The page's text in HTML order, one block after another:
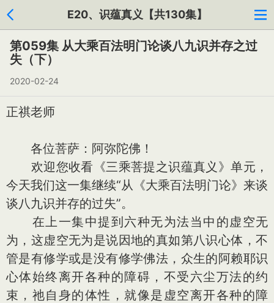
E20、识蕴真义【共130集】
第059集 从大乘百法明门论谈八九识并存之过
失（下）
2020-02-24
正祺老师
各位菩萨：阿弥陀佛！
欢迎您收看《三乘菩提之识蕴真义》单元，
今天我们这一集继续“从《大乘百法明门论》来谈
谈八九识并存的过失”。
在上一集中提到六种无为法当中的虚空无
为，这虚空无为是说因地的真如第八识心体，不
管是有修学或是没有修学佛法，众生的阿赖耶识
心体始终离开各种的障碍，不受六尘万法的约
束，祂自身的体性，就像是虚空离开各种的障